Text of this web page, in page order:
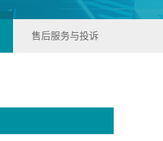
售后服务与投诉